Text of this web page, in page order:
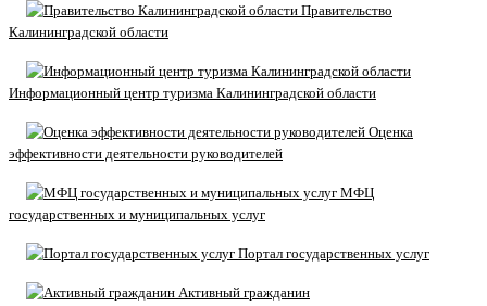
Правительство
Калининградской области
Информационный центр туризма Калининградской области
Оценка
эффективности деятельности руководителей
МФЦ
государственных и муниципальных услуг
Портал государственных услуг
Активный гражданин